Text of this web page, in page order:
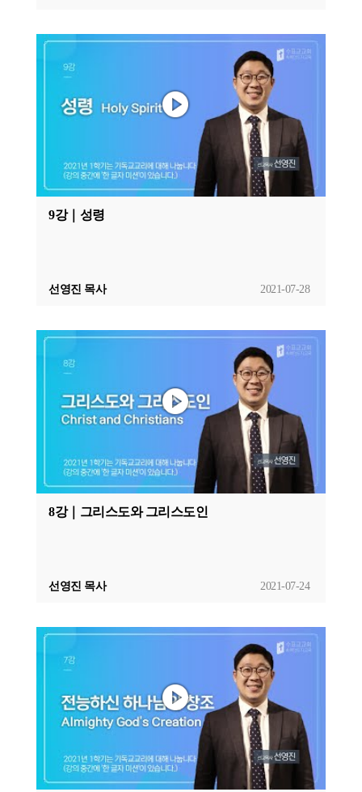
9강｜성령
2021-07-28
선영진 목사
8강｜그리스도와 그리스도인
2021-07-24
선영진 목사